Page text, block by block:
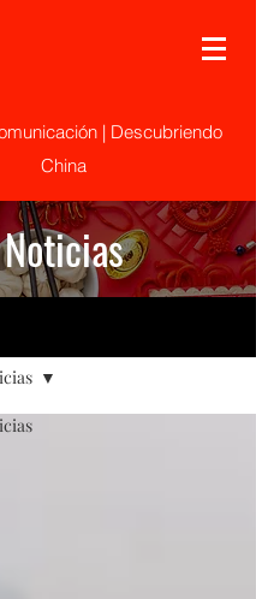
| Descubriendo
China
Noticias